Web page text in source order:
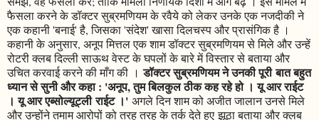
फैसला करने के डॉक्टर सुब्रमणियम के रवैये को लेकर उनके एक नजदीकी ने
एक कहानी 'बनाई' है, जिसका 'संदेश' खासा दिलचस्प और प्रासंगिक है ।
कहानी के अनुसार, अनूप मित्तल एक शाम डॉक्टर सुब्रमणियम से मिले और उन्हें
रोटरी क्लब दिल्ली साऊथ वेस्ट के घपलों के बारे में विस्तार से बताया और
उचित करवाई करने की माँग की ।डॉक्टर सुब्रमणियम ने उनकी पूरी बात बहुत
ध्यान से सुनी और कहा : 'अनूप, तुम बिलकुल ठीक कह रहे हो । यू आर राईट
। यू आर एब्सोल्यूट्ली राईट ।' अगले दिन शाम को अजीत जालान उनसे मिले
और उन्होंने तमाम आरोपों को तरह तरह के तर्क देते हुए झूठा बताया और क्लब